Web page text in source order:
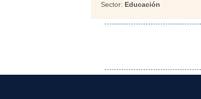
Sector: Educación